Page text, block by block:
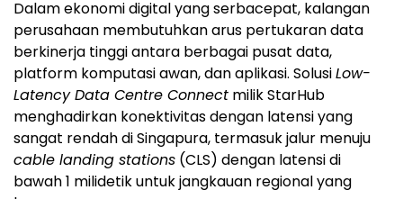
Dalam ekonomi digital yang serbacepat, kalangan
perusahaan membutuhkan arus pertukaran data
berkinerja tinggi antara berbagai pusat data,
platform komputasi awan, dan aplikasi. SolusiLow-
Latency Data Centre Connect milik StarHub
menghadirkan konektivitas dengan latensi yang
sangat rendah di Singapura, termasuk jalur menuju
cable landing stations (CLS) dengan latensi di
bawah 1 milidetik untuk jangkauan regional yang